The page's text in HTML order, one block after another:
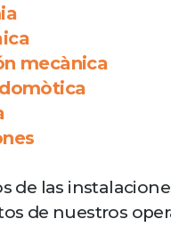
mecànica
de las
de nuestros